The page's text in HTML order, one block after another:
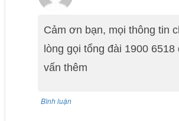
Cảm ơn bạn, mọi thông tin
lòng gọi tổng đài 1900
vấn thêm
Bình luận